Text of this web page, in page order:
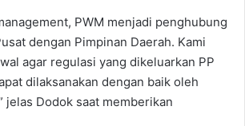
PWM menjadi penghubung
dengan Pimpinan Daerah. Kami
agar regulasi yang dikeluarkan PP
dilaksanakan dengan baik oleh
jelas Dodok saat memberikan